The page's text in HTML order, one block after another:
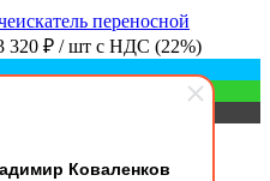
Коваленков
переносной
320 ₽ / шт с НДС (22%)